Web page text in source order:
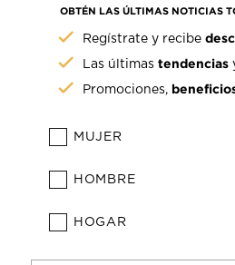
OBTÉN LAS ÚLTIMAS NOTICIAS
Regístrate y recibe
Las últimastendencias
Promociones,
MUJER
HOMBRE
HOGAR